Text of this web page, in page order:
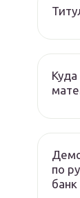
Куда
по